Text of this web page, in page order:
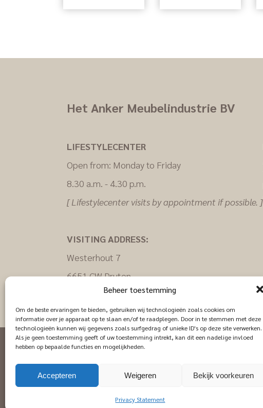
Beheer toestemming
Om de beste ervaringen te bieden, gebruiken wij technologieën zoals cookies om
informatie over je apparaat op te slaan en/of te raadplegen. Door in te stemmen met deze
technologieën kunnen wij gegevens zoals surfgedrag of unieke ID's op deze site verwerken.
Als je geen toestemming geeft of uw toestemming intrekt, kan dit een nadelige invloed
hebben op bepaalde functies en mogelijkheden.
Accepteren Weigeren Bekijk voorkeuren
Privacy Statement
Het Anker Meubelindustrie BV
LIFESTYLECENTER
Open from: Monday to Friday
8.30 a.m. - 4.30 p.m.
[ Lifestylecenter visits by appointment if possible. ]
VISITING ADDRESS:
Westerhout 7
6651 CW Druten
+31 (0)487512000
© 2026 Het Anker Meubelindustrie